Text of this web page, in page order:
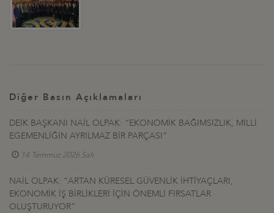
Diğer Basın Açıklamaları
DEİK BAŞKANI NAİL OLPAK: “EKONOMİK BAĞIMSIZLIK, MİLLİ
EGEMENLİĞİN AYRILMAZ BİR PARÇASI”
14 Temmuz 2026 Salı
NAİL OLPAK: “ARTAN KÜRESEL GÜVENLİK İHTİYAÇLARI,
EKONOMİK İŞ BİRLİKLERİ İÇİN ÖNEMLİ FIRSATLAR
OLUŞTURUYOR”